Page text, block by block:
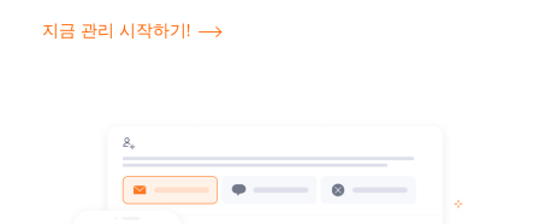
지금 관리 시작하기!